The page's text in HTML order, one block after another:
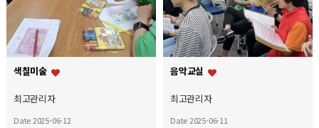
색칠미술
최고관리자
Date 2025-06-12
음악교실
최고관리자
Date 2025-06-11